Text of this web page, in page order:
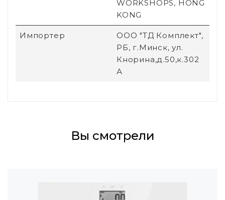
WORKSHOPS, HONG
KONG
Импортер
ООО "ТД Комплект",
РБ, г.Минск, ул.
Кнорина,д.50,к.302
А
Вы смотрели